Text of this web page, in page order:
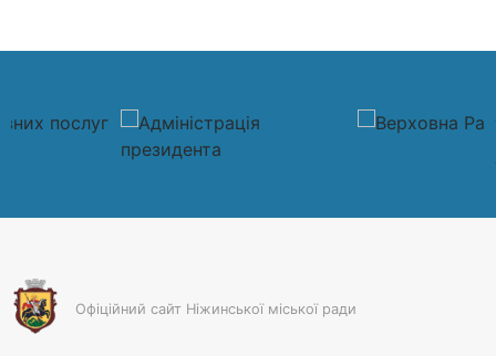
Офіційний сайт Ніжинської міської ради